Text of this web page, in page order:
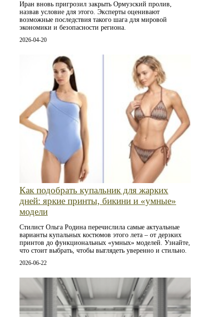
Иран вновь пригрозил закрыть Ормузский пролив,
назвав условие для этого. Эксперты оценивают
возможные последствия такого шага для мировой
экономики и безопасности региона.
2026-04-20
Как подобрать купальник для жарких
дней: яркие принты, бикини и «умные»
модели
Стилист Ольга Родина перечислила самые актуальные
варианты купальных костюмов этого лета – от дерзких
принтов до функциональных «умных» моделей. Узнайте,
что стоит выбрать, чтобы выглядеть уверенно и стильно.
2026-06-22